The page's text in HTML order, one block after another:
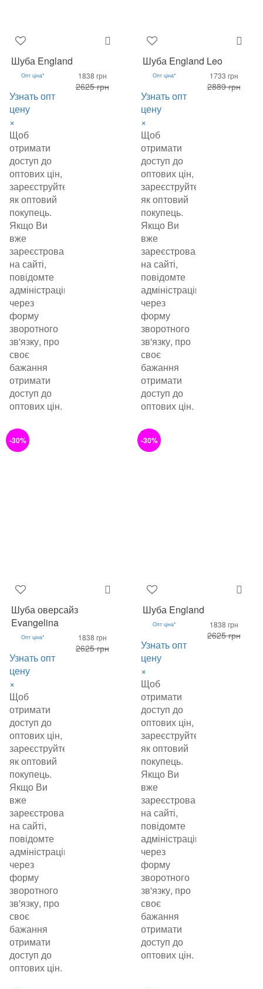
Шуба England
Опт ціна*
Узнать опт
цену
×
Щоб
отримати
доступ до
оптових цін,
зареєструйтеся
як оптовий
покупець.
Якщо Ви
вже
зареєстровані
на сайті,
повідомте
адміністрацію
через
форму
зворотного
зв'язку, про
своє
бажання
отримати
доступ до
оптових цін.
1838 грн
2625 грн
Шуба England Leo
Опт ціна*
Узнать опт
цену
×
Щоб
отримати
доступ до
оптових цін,
зареєструйтеся
як оптовий
покупець.
Якщо Ви
вже
зареєстровані
на сайті,
повідомте
адміністрацію
через
форму
зворотного
зв'язку, про
своє
бажання
отримати
доступ до
оптових цін.
1733 грн
2889 грн
-30%
Шуба оверсайз
Evangelina
Опт ціна*
Узнать опт
цену
×
Щоб
отримати
доступ до
оптових цін,
зареєструйтеся
як оптовий
покупець.
Якщо Ви
вже
зареєстровані
на сайті,
повідомте
адміністрацію
через
форму
зворотного
зв'язку, про
своє
бажання
отримати
доступ до
оптових цін.
1838 грн
2625 грн
-30%
Шуба England
Опт ціна*
Узнать опт
цену
×
Щоб
отримати
доступ до
оптових цін,
зареєструйтеся
як оптовий
покупець.
Якщо Ви
вже
зареєстровані
на сайті,
повідомте
адміністрацію
через
форму
зворотного
зв'язку, про
своє
бажання
отримати
доступ до
оптових цін.
1838 грн
2625 грн